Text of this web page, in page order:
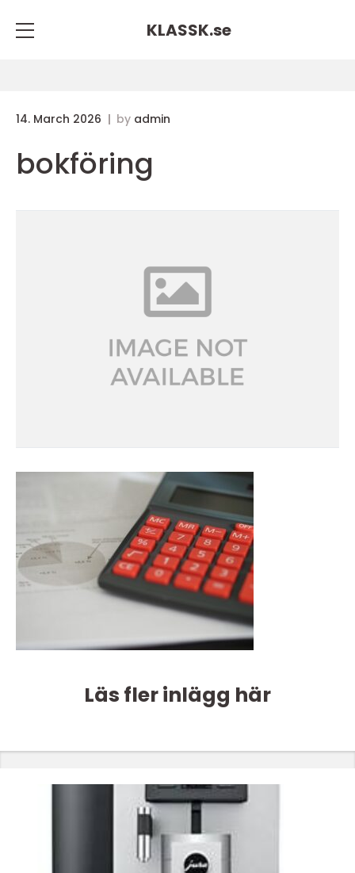
KLASSK.se
14. March 2026 by admin
bokföring
Läs fler inlägg här